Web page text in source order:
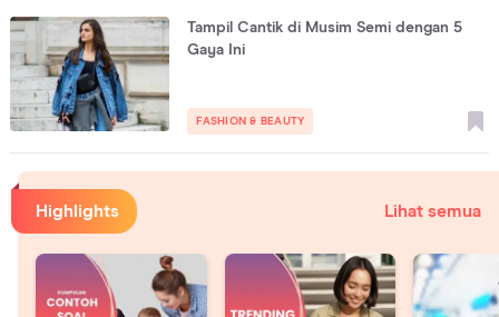
Tampil Cantik di Musim Semi dengan 5
Gaya Ini
FASHION & BEAUTY
Highlights Lihat semua